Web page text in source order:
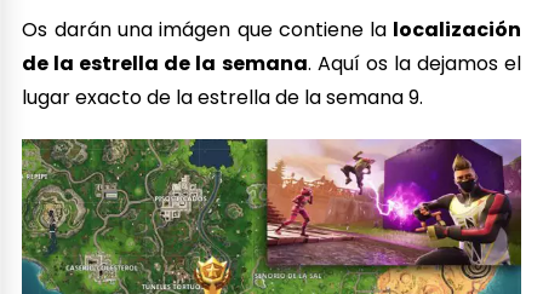
Os darán una imágen que contiene la localización
de la estrella de la semana. Aquí os la dejamos el
lugar exacto de la estrella de la semana 9.